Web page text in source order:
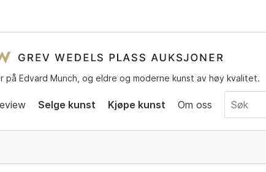
på Edvard Munch, og eldre og moderne kunst av høy kvalitet.
Selge kunst Kjøpe kunst Om oss